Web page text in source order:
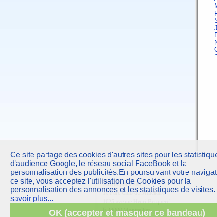
Ce site partage des cookies d'autres sites pour les
d'audience Google, le réseau social FaceBook et la
personnalisation des publicités.En poursuivant votre
ce site, vous acceptez l'utilisation de Cookies pour la
personnalisation des annonces et les statistiques de visites.
savoir plus...
OK (accepter et masquer ce bandeau)
AstroQuicksarl
10 Parc Club du Millénaire
1025 avenue Henri Becquerel
F 34000 Montpellier